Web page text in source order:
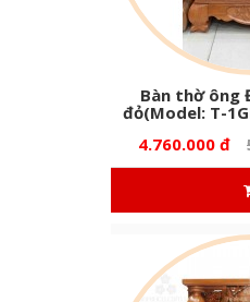
Bàn thờ ông
đỏ(Model: T-
4.760.000 đ